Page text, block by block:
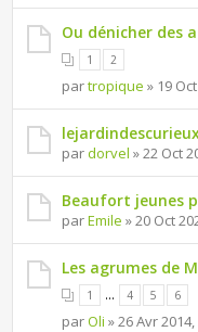
Ou dénicher des
1 2
partropique » 19
pardorvel » 22 Oct
Beaufort jeunes
parEmile » 20 Oct
Les agrumes de
1 ... 4 5 6
parOli » 26 Avr